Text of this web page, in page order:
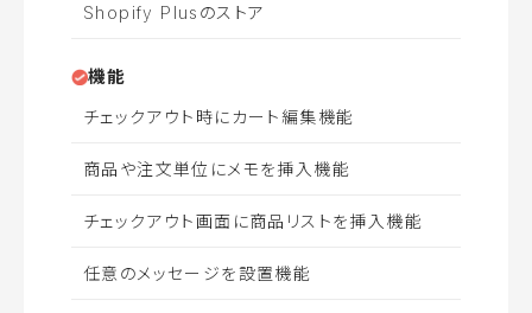
Shopify Plusのストア
機能
チェックアウト時にカート編集機能
商品や注文単位にメモを挿入機能
チェックアウト画面に商品リストを挿入機能
任意のメッセージを設置機能